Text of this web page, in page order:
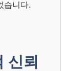
습니다.
신뢰